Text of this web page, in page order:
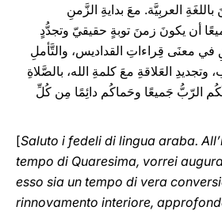
العربِيَّة. معَ بدايةِ الزَّمنِ
أن يكونَ زمنَ توبةٍ حقيقيّ وتجدُّدٍ
في معنَى قِراءاتِ القداديس، والتَّأملِ
العَلاقةِ معَ كلمةِ الله، بالصَّلاةِ
الرّبُّ جَميعًا وحَماكُم دائِمًا مِن كُلِّ
[Saluto i fedeli di lingua araba.
tempo di Quaresima, vorrei
esso sia un tempo di vera
rinnovamento interiore,